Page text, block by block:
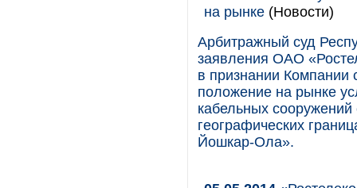
на рынке (Новости)
Арбитражный суд
заявления ОАО
в признании
положение на рынке
кабельных
географических
Йошкар-Ола».